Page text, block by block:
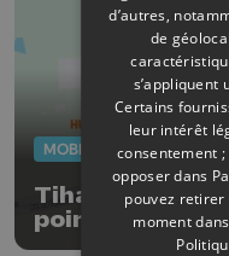
MOBILITÉ
Tihange :
point du 27
d’autres,
de
s’appliquent
Certains
leur intérêt
consentement
opposer dans
pouvez
moment dans